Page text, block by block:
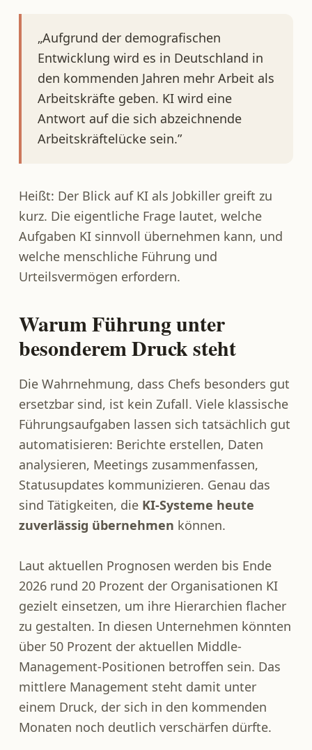
„Aufgrund der demografischen
Entwicklung wird es in Deutschland in
den kommenden Jahren mehr Arbeit als
Arbeitskräfte geben. KI wird eine
Antwort auf die sich abzeichnende
Arbeitskräftelücke sein.”
Heißt: Der Blick auf KI als Jobkiller greift zu
kurz. Die eigentliche Frage lautet, welche
Aufgaben KI sinnvoll übernehmen kann, und
welche menschliche Führung und
Urteilsvermögen erfordern.
Warum Führung unter
besonderem Druck steht
Die Wahrnehmung, dass Chefs besonders gut
ersetzbar sind, ist kein Zufall. Viele klassische
Führungsaufgaben lassen sich tatsächlich gut
automatisieren: Berichte erstellen, Daten
analysieren, Meetings zusammenfassen,
Statusupdates kommunizieren. Genau das
sind Tätigkeiten, die KI-Systeme heute
zuverlässig übernehmen können.
Laut aktuellen Prognosen werden bis Ende
2026 rund 20 Prozent der Organisationen KI
gezielt einsetzen, um ihre Hierarchien flacher
zu gestalten. In diesen Unternehmen könnten
über 50 Prozent der aktuellen Middle-
Management-Positionen betroffen sein. Das
mittlere Management steht damit unter
einem Druck, der sich in den kommenden
Monaten noch deutlich verschärfen dürfte.